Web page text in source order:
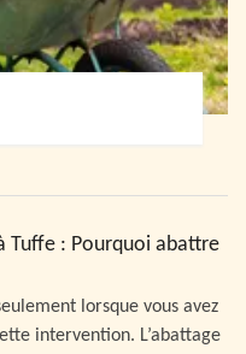
Tuffe : Pourquoi abattre
lorsque vous avez
intervention. L’abattage